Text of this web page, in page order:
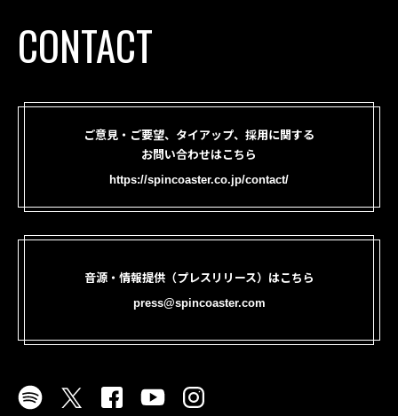
CONTACT
ご意見・ご要望、タイアップ、採用に関する
お問い合わせはこちら
https://spincoaster.co.jp/contact/
音源・情報提供（プレスリリース）はこちら
press@spincoaster.com